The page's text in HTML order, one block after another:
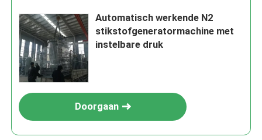
Automatisch werkende N2
stikstofgeneratormachine met
instelbare druk
Doorgaan